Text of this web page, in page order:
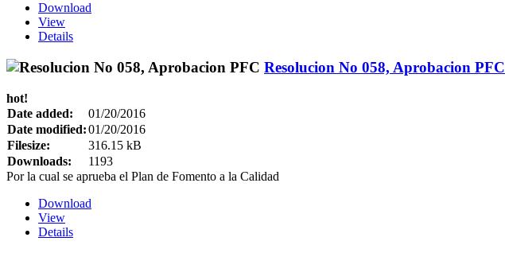
Download
View
Details
Resolucion No 058, Aprobacion PFC
hot!
Date added:
01/20/2016
Date modified:01/20/2016
Filesize:
316.15 kB
Downloads:
1193
Por la cual se aprueba el Plan de Fomento a la Calidad
Download
View
Details